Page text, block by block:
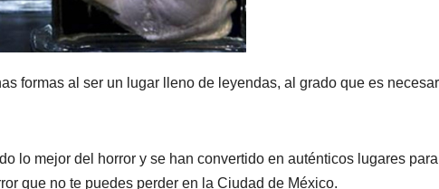
formas al ser un lugar lleno de leyendas, al grado que es
lo mejor del horror y se han convertido en auténticos lugares
que no te puedes perder en la Ciudad de México.